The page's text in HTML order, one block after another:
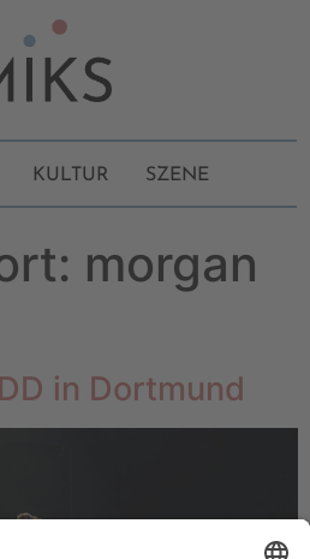
KULTUR SZENE
morgan
in Dortmund